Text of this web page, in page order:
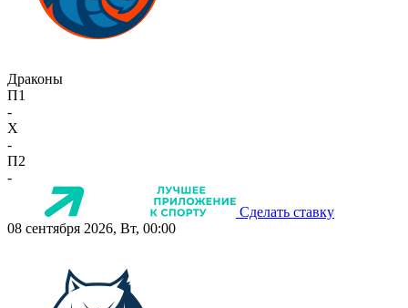
Драконы
П1
-
X
-
П2
-
Сделать ставку
08 сентября 2026, Вт, 00:00